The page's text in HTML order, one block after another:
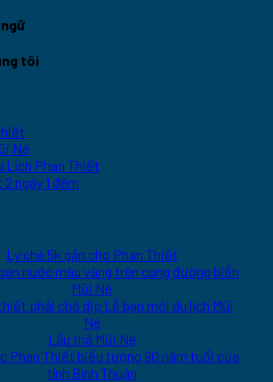
tôi
Né
Lịch Phan Thiết
ngày 1 đêm
Ly chè 5k gần chợ Phan Thiết
nước màu vàng trên cung đường biển
Mũi Né
phải chờ dịp Lễ bạn mới du lịch Mũi
Né
Lẩu thả Mũi Né
Phan Thiết biểu tượng 90 năm tuổi của
tỉnh Bình Thuận